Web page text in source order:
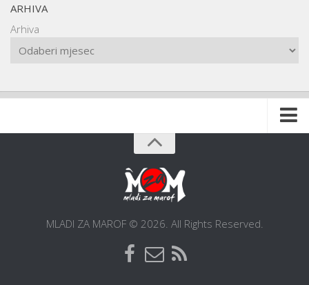
ARHIVA
Arhiva
Postani članMLADI ZA MAROF © 2026. All Rights Reserved.